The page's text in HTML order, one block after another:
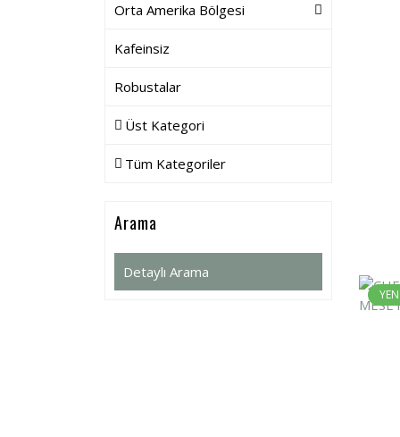
Orta Amerika Bölgesi
Kafeinsiz
Robustalar
Üst Kategori
Tüm Kategoriler
Arama
Detaylı Arama